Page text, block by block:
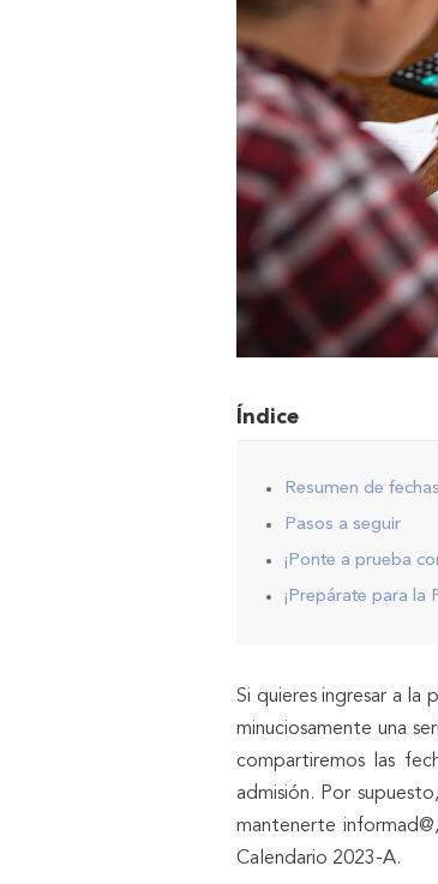
Índice
Resumen de fechas
Pasos a seguir
¡Ponte a prueba
¡Prepárate para la
Si quieres ingresar a la
minuciosamente una
compartiremos las
admisión. Por
mantenerte
Calendario 2023-A.